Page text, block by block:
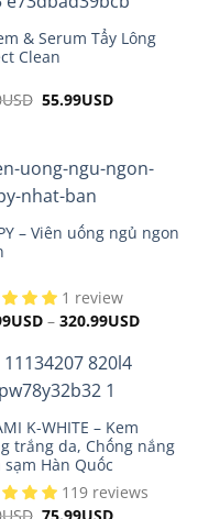
& Serum Tẩy Lông
Clean
USD Original
55.99USDCurrent
– Viên uống ngủ ngon
1 review
USD– 320.99USD
K-WHITE – Kem
trắng da, Chống nắng
Hàn Quốc
119 reviews